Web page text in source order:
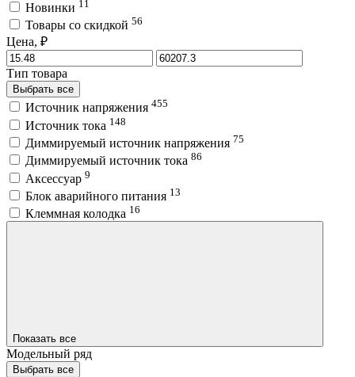
Новинки 11
Товары со скидкой 56
Цена, ₽
Тип товара
Выбрать все
Источник напряжения 455
Источник тока 148
Диммируемый источник напряжения 75
Диммируемый источник тока 86
Аксессуар 9
Блок аварийного питания 13
Клеммная колодка 16
Показать все
Модельный ряд
Выбрать все